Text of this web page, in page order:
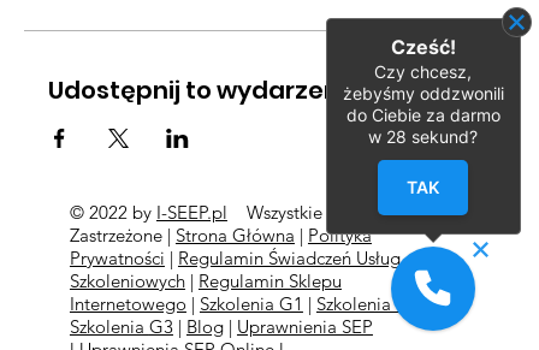
Udostępnij to wydarzenie
© 2022 by I-SEEP.pl
Wszystkie Prawa
Zastrzeżone | Strona Główna | Polityka
Prywatności | Regulamin Świadczeń Usług
Szkoleniowych| Regulamin Sklepu
Internetowego | Szkolenia G1 | Szkolenia G2
l
Szkolenia G3 | Blog| Uprawnienia SEP
Cześć!
Czy chcesz,
żebyśmy oddzwonili
do Ciebie za darmo
w 28 sekund?
TAK